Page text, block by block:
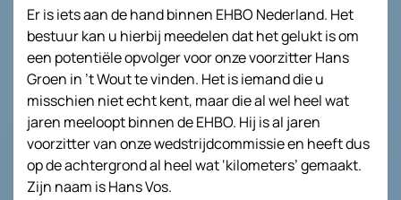
Er is iets aan de hand binnen EHBO Nederland. Het
bestuur kan u hierbij meedelen dat het gelukt is om
een potentiële opvolger voor onze voorzitter Hans
Groen in ’t Wout te vinden. Het is iemand die u
misschien niet echt kent, maar die al wel heel wat
jaren meeloopt binnen de EHBO. Hij is al jaren
voorzitter van onze wedstrijdcommissie en heeft dus
op de achtergrond al heel wat ‘kilometers’ gemaakt.
Zijn naam is Hans Vos.